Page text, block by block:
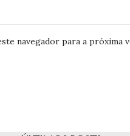
navegador para a próxima